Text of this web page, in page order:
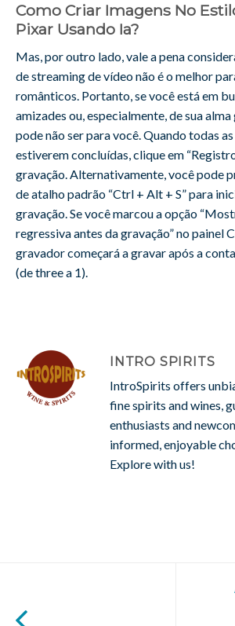
Como Criar Imagens No
Pixar Usando Ia?
Mas, por outro lado, vale a pena
de streaming de vídeo não é o melhor
românticos. Portanto, se você está em
amizades ou, especialmente, de sua alma
pode não ser para você. Quando todas
estiverem concluídas, clique em
gravação. Alternativamente, você pode
de atalho padrão “Ctrl + Alt + S” para
gravação. Se você marcou a opção
regressiva antes da gravação” no painel
gravador começará a gravar após a
(de three a 1).
INTRO SPIRITS
IntroSpirits offers
fine spirits and wines,
enthusiasts and
informed, enjoyable
Explore with us!